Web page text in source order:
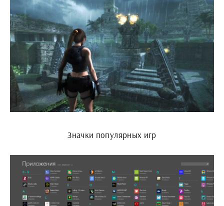
Значки популярных игр